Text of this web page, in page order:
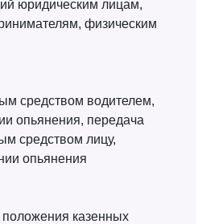
юридическим лицам,
физическим
средством водителем,
опьянения, передача
средством лицу,
опьянения
казенных